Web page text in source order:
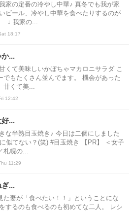
家の定番の冷やし中華♪ 真冬でも我が家
ビール、冷やし中華を食べたりするのが
↓ 我家の...
18:17
...
くて美味しいかぼちゃマカロニサラダ こ
でもたくさん並んでます。 機会があった
くて美...
12:42
...
な半熟目玉焼き♪ 今日は二個にしました
似てない？(笑) #目玉焼き 【PR】 ＜女子
幌の...
11:29
...
た妻が「食べたい！！」ということにな
するのも食べるのも初めてな二人。 レシ